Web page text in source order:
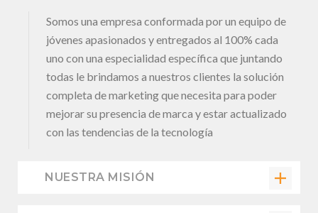
Somos una empresa conformada por un equipo de
jóvenes apasionados y entregados al 100% cada
uno con una especialidad específica que juntando
todas le brindamos a nuestros clientes la solución
completa de marketing que necesita para poder
mejorar su presencia de marca y estar actualizado
con las tendencias de la tecnología
NUESTRA MISIÓN